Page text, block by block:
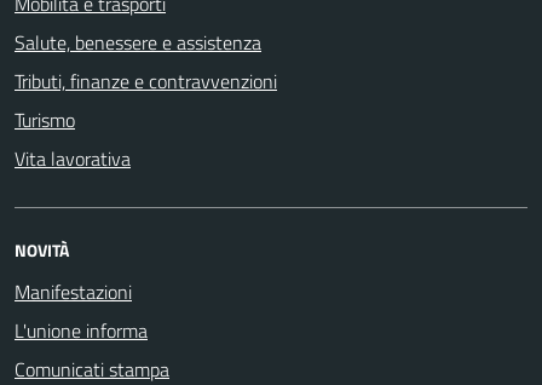
Salute, benessere e assistenza
Tributi, finanze e contravvenzioni
Turismo
Vita lavorativa
NOVITÀ
Manifestazioni
L'unione informa
Comunicati stampa